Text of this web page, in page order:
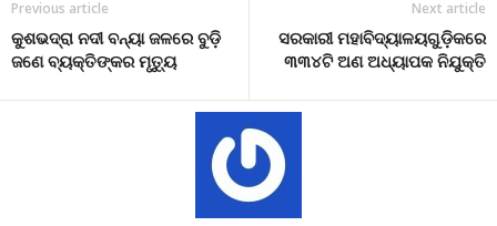
Previous article
କୁଶଭଦ୍ରା ନଦୀ ବନ୍ୟା ଜଳରେ ବୁଡ଼ି
ଜଣେ ବ୍ୟକ୍ତିଙ୍କର ମୃତ୍ୟୁ
Next article
ସରକାରୀ ମହାବିଦ୍ୟାଳୟଗୁଡ଼ିକରେ
୩୩୪ଟି ଅଣ ଅଧ୍ୟାପକ ନିଯୁକ୍ତି